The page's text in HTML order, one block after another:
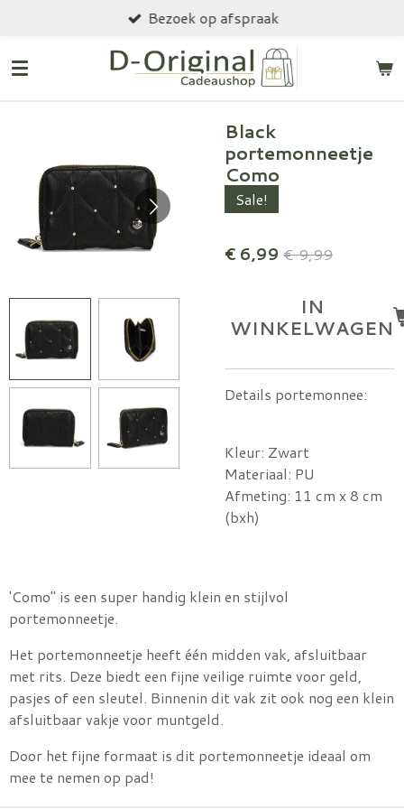
naar
hoofdinhoud
Bezoek op afspraak
Black
portemonneetje
Como
Sale!
€ 6,99 € 9,99
IN
WINKELWAGEN
Details portemonnee:
Kleur: Zwart
Materiaal: PU
Afmeting: 11 cm x 8 cm
(bxh)
'Como" is een super handig klein en stijlvol
portemonneetje.
Het portemonneetje heeft één midden vak, afsluitbaar
met rits. Deze biedt een fijne veilige ruimte voor geld,
pasjes of een sleutel. Binnenin dit vak zit ook nog een klein
afsluitbaar vakje voor muntgeld.
Door het fijne formaat is dit portemonneetje ideaal om
mee te nemen op pad!